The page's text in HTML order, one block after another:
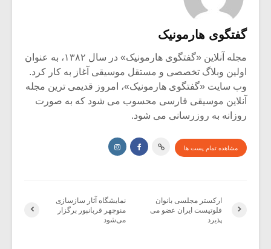
گفتگوی هارمونیک
مجله آنلاین «گفتگوی هارمونیک» در سال ۱۳۸۲، به عنوان
اولین وبلاگ تخصصی و مستقل موسیقی آغاز به کار کرد.
وب سایت «گفتگوی هارمونیک»، امروز قدیمی ترین مجله
آنلاین موسیقی فارسی محسوب می شود که به صورت
روزانه به روزرسانی می شود.
مشاهده تمام پست ها
نمایشگاه آثار سازسازی
منوچهر قربانپور برگزار
می‌شود
ارکستر مجلسی بانوان
فلوتیست ایران عضو می
پذیرد